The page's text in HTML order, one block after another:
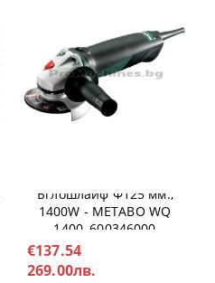
Ъглошлайф Ф125 мм.,
1400W - METABO WQ
1400, 600346000
€137.54
269.00лв.